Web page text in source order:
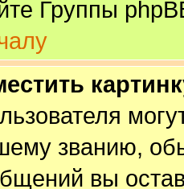
Группы
званию,
вы